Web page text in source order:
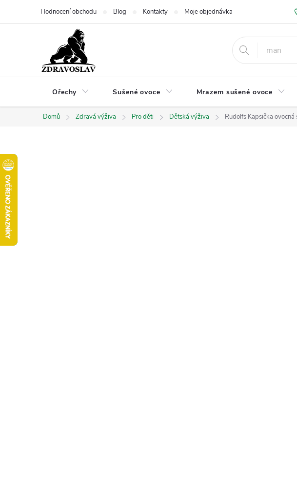
Hodnocení obchodu Blog Kontakty Moje objednávka GDPR a
Ořechy Sušené ovoce Mrazem sušené ovoce
Domů Zdravá výživa Pro děti Dětská výživa Rudolfs Kapsička